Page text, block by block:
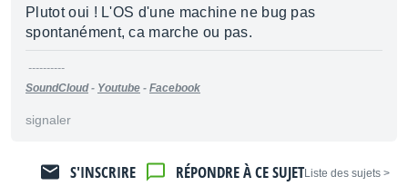
Plutot oui ! L'OS d'une machine ne bug pas
spontanément, ca marche ou pas.
----------
SoundCloud- Youtube - Facebook
signaler
< Liste des sujets
RÉPONDRE À CE SUJET
S'INSCRIRE